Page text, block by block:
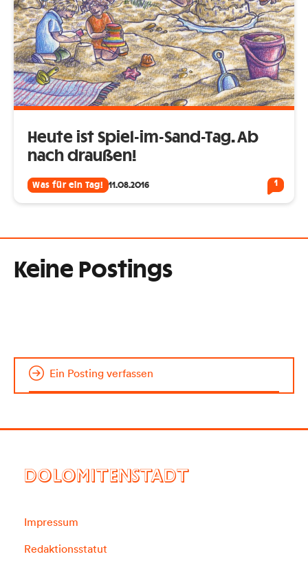
Heute ist Spiel-im-Sand-Tag. Ab
nach draußen!
Was für ein Tag! 11.08.2016 1
Keine Postings
Ein Posting verfassen
DOLOMITENSTADT
Impressum
Redaktionsstatut